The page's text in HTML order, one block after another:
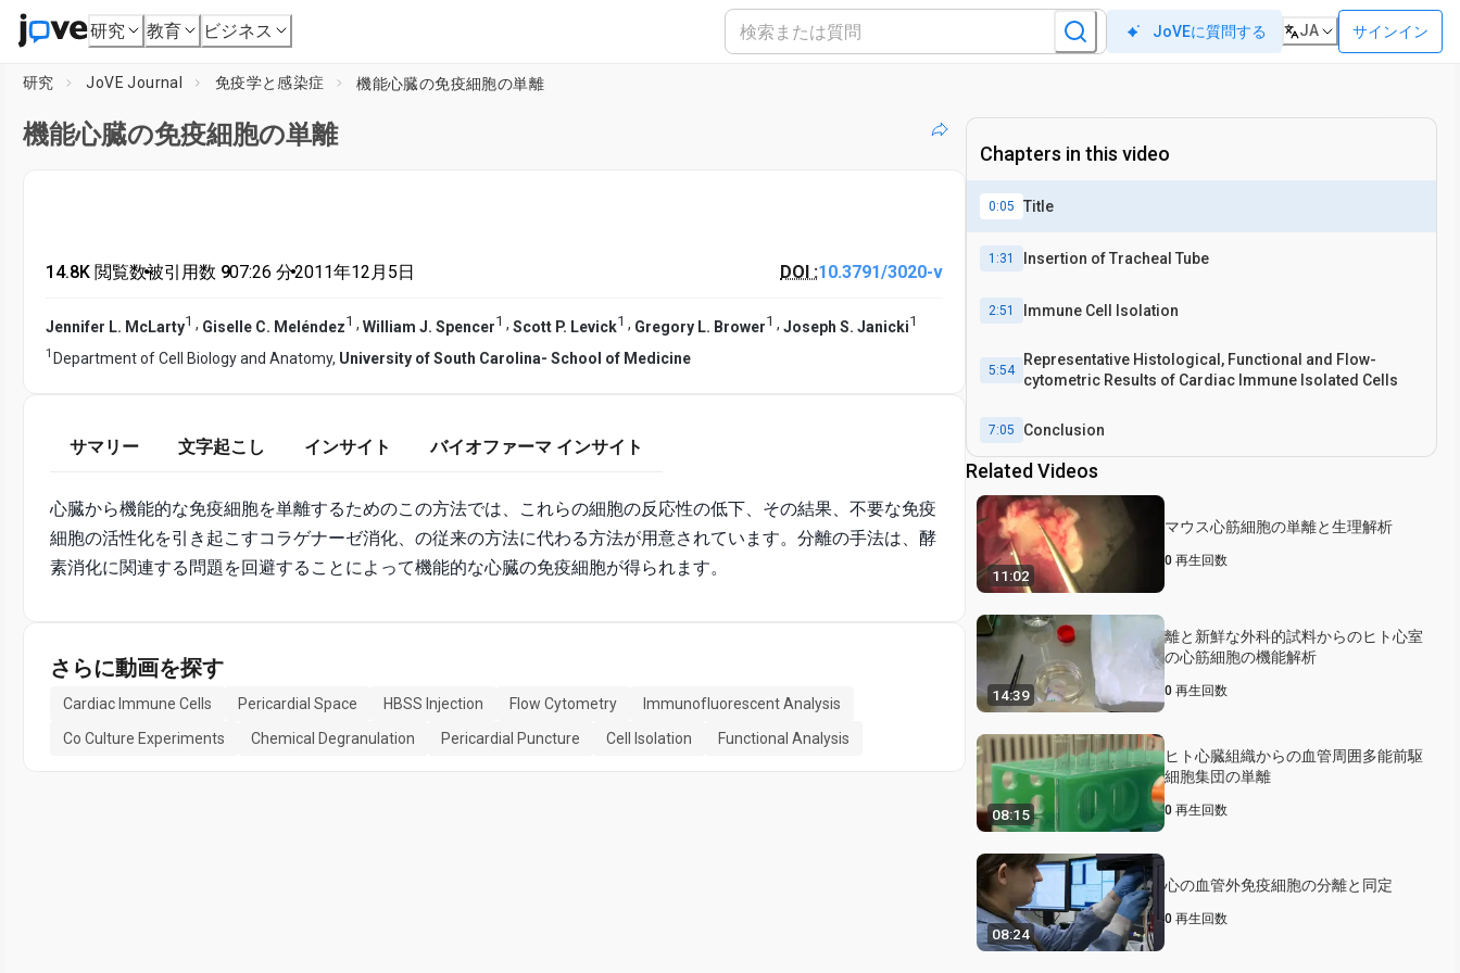
研究 教育 ビジネス JoVEに質問する JA サインイン
研究 JoVE Journal 免疫学と感染症 機能心臓の免疫細胞の単離
機能心臓の免疫細胞の単離
14.8K 閲覧数•被引用数 9•07:26 分•2011年12月5日 DOI :10.3791/3020-v
Jennifer L. McLarty1 , Giselle C. Meléndez1 , William J. Spencer1 , Scott P. Levick1 , Gregory L. Brower1 , Joseph S. Janicki1
1 Department of Cell Biology and Anatomy, University of South Carolina- School of Medicine
サマリー 文字起こし インサイト バイオファーマ インサイト
心臓から機能的な免疫細胞を単離するためのこの方法では、これらの細胞の反応性の低下、その結果、不要な免疫
細胞の活性化を引き起こすコラゲナーゼ消化、の従来の方法に代わる方法が用意されています。分離の手法は、酵
素消化に関連する問題を回避することによって機能的な心臓の免疫細胞が得られます。
さらに動画を探す
Cardiac Immune Cells Pericardial Space HBSS Injection Flow Cytometry
Immunofluorescent Analysis
Co Culture Experiments
Chemical Degranulation Pericardial Puncture Cell Isolation Functional Analysis
Chapters in this video
0:05 Title
1:31 Insertion of Tracheal Tube
2:51 Immune Cell Isolation
5:54
Representative Histological, Functional and Flow-
cytometric Results of Cardiac Immune Isolated Cells
7:05 Conclusion
Related Videos
11:02
マウス心筋細胞の単離と生理解析
0 再生回数
14:39
離と新鮮な外科的試料からのヒト心室
の心筋細胞の機能解析
0 再生回数
08:15
ヒト心臓組織からの血管周囲多能前駆
細胞集団の単離
0 再生回数
08:24
心の血管外免疫細胞の分離と同定
0 再生回数